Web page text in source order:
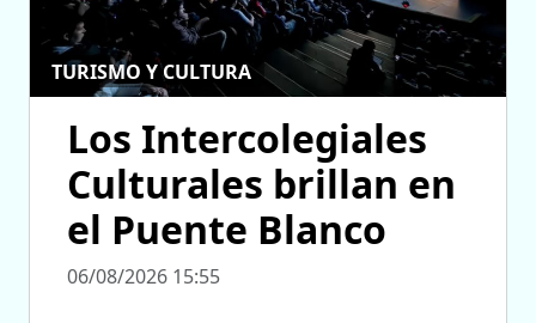
TURISMO Y CULTURA
Los Intercolegiales
Culturales brillan en
el Puente Blanco
06/08/2026 15:55